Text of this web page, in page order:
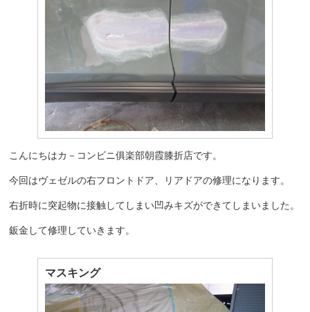
こんにちはカ－コンビニ俱楽部朝霞膝折店です。
今回はヴェゼルの右フロントドア、リアドアの修理になります。
右折時に突起物に接触してしまい凹みキズができてしまいました。
鈑金して修理していきます。
マスキング